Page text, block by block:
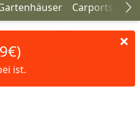
Carports
ist.